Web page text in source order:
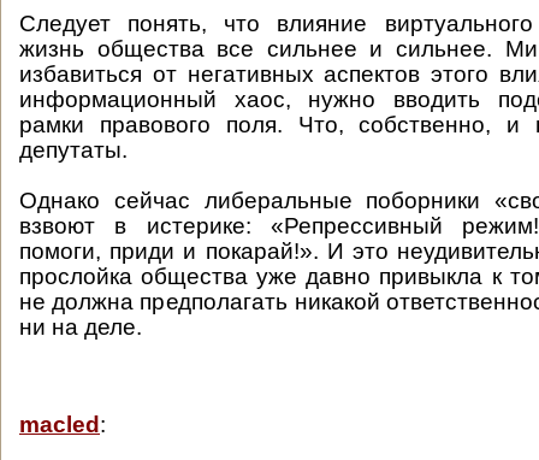
Следует понять, что влияние
жизнь общества все сильнее и сильнее.
избавиться от негативных аспектов этого
информационный хаос, нужно вводить
рамки правового поля. Что, собственно, и
депутаты.
Однако сейчас либеральные поборники
взвоют в истерике: «Репрессивный
помоги, приди и покарай!». И это
прослойка общества уже давно привыкла к
не должна предполагать никакой
ни на деле.
macled :